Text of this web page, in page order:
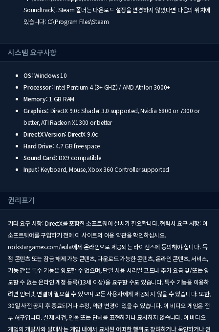
Soundtrack]. Steam 폴더는 다운로드 설정을 변경하지 않았다면 다음의 위치에
있습니다: C:\Program Files\Steam
시스템 요구사항
OS:Windows 10
Processor:Intel Pentium 4 (3+ GHZ) / AMD Athlon 3000+
Memory: 1 GB RAM
Graphics: DirectX 9.0c Shader 3.0 supported, Nvidia 6800 or 7300 or
better, ATI Radeon X1300 or better
DirectX Version: DirectX 9.0c
Hard Drive:4.7 GB free space
Sound Card:DX9-compatible
Input:Keyboard, Mouse, Xbox 360 Controller supported
권리표기
기타 요구 사항: DirectX를 포함한 소프트웨어 설치가 필요합니다. 협력사 요구 사항: 이
소프트웨어를 구입하기 전에 이 사이트의 이용 약관을 확인하십시오.
rockstargames.com/eula에서 온라인으로 제공되는 라이선스에 동의해야 합니다. 독
점 콘텐츠 또는 잠금 해제 가능 콘텐츠, 다운로드 가능한 콘텐츠, 온라인 콘텐츠, 서비스,
기능 같은 특수 기능은 양도할 수 없으며, 단일 사용 시리얼 코드나 추가 요금 및/또는 양
도할 수 없는 온라인 계정 등록(13세 이상)을 요구할 수도 있습니다. 특수 기능을 이용하
려면 인터넷 연결이 필요할 수 있으며 모든 사용자에게 제공되지 않을 수 있습니다. 또한,
30일 사전 공지 후 종료되거나 수정, 약관 변경이 있을 수 있습니다. 이 비디오 게임은 전
부 허구입니다. 실제 사건, 인물 또는 단체를 표현하거나 묘사하지 않습니다. 이 비디오
게임의 개발사와 발매사는 게임 내에서 묘사된 어떠한 행위도 장려하거나 묵인하거나 권